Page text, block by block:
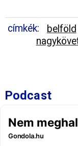
címkék: belföld
Podcast